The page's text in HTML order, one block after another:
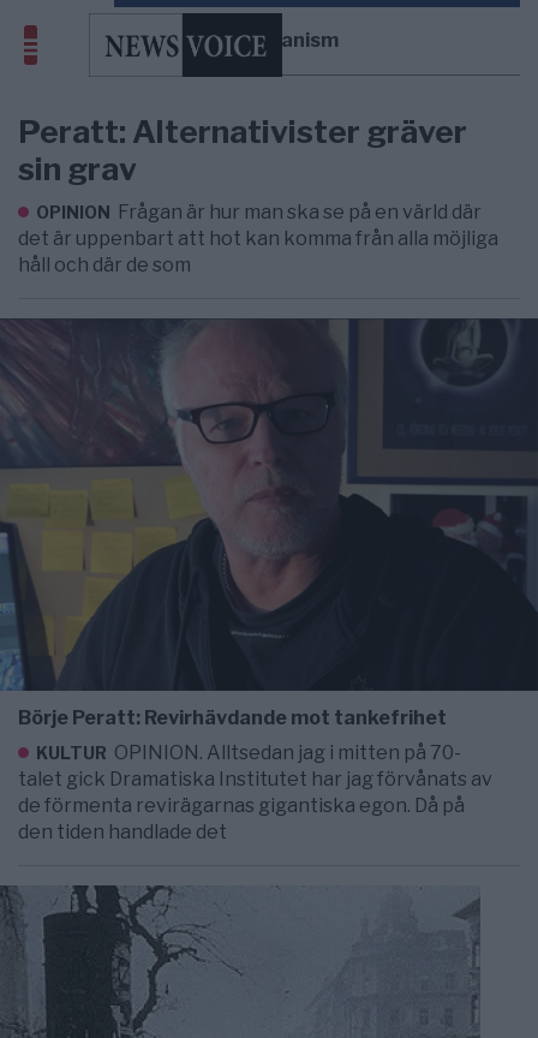
antihumanism
Peratt: Alternativister gräver
sin grav
OPINION Frågan är hur man ska se på en värld där
det är uppenbart att hot kan komma från alla möjliga
håll och där de som
Börje Peratt: Revirhävdande mot tankefrihet
KULTUR OPINION. Alltsedan jag i mitten på 70-
talet gick Dramatiska Institutet har jag förvånats av
de förmenta revirägarnas gigantiska egon. Då på
den tiden handlade det